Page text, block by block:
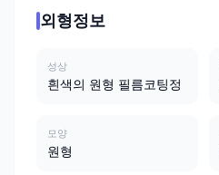
외형정보
성상
흰색의 원형 필름코팅정
모양
원형